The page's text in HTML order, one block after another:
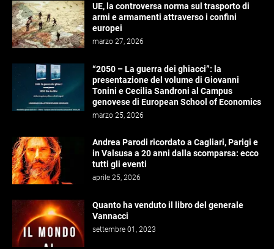
UE, la controversa norma sul trasporto di
armi e armamenti attraverso i confini
europei
marzo 27, 2026
“2050 – La guerra dei ghiacci”: la
presentazione del volume di Giovanni
Tonini e Cecilia Sandroni al Campus
genovese di European School of Economics
marzo 25, 2026
Andrea Parodi ricordato a Cagliari, Parigi e
in Valsusa a 20 anni dalla scomparsa: ecco
tutti gli eventi
aprile 25, 2026
Quanto ha venduto il libro del generale
Vannacci
settembre 01, 2023